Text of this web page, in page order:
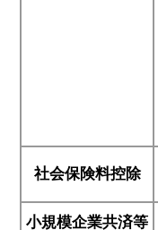
社会保険料控除
小規模企業共済等